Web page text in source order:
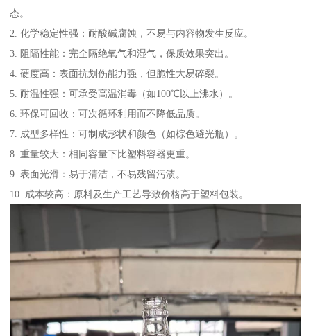
态。
2. 化学稳定性强：耐酸碱腐蚀，不易与内容物发生反应。
3. 阻隔性能：完全隔绝氧气和湿气，保质效果突出。
4. 硬度高：表面抗划伤能力强，但脆性大易碎裂。
5. 耐温性强：可承受高温消毒（如100℃以上沸水）。
6. 环保可回收：可次循环利用而不降低品质。
7. 成型多样性：可制成形状和颜色（如棕色避光瓶）。
8. 重量较大：相同容量下比塑料容器更重。
9. 表面光滑：易于清洁，不易残留污渍。
10. 成本较高：原料及生产工艺导致价格高于塑料包装。